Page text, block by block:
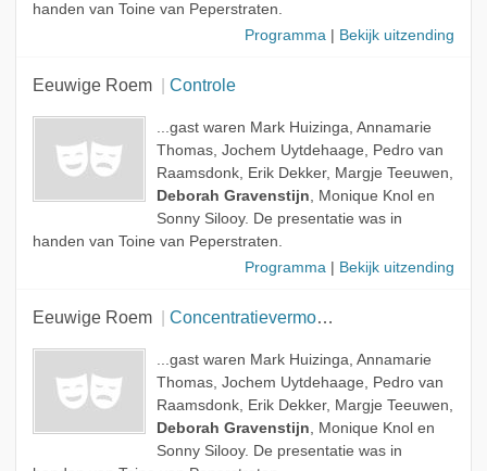
handen van Toine van Peperstraten.
Programma
Bekijk uitzending
Eeuwige Roem Controle
...gast waren Mark Huizinga, Annamarie
Thomas, Jochem Uytdehaage, Pedro van
Raamsdonk, Erik Dekker, Margje Teeuwen,
Deborah Gravenstijn, Monique Knol en
Sonny Silooy. De presentatie was in
handen van Toine van Peperstraten.
Programma
Bekijk uitzending
Eeuwige Roem Concentratievermogen
...gast waren Mark Huizinga, Annamarie
Thomas, Jochem Uytdehaage, Pedro van
Raamsdonk, Erik Dekker, Margje Teeuwen,
Deborah Gravenstijn, Monique Knol en
Sonny Silooy. De presentatie was in